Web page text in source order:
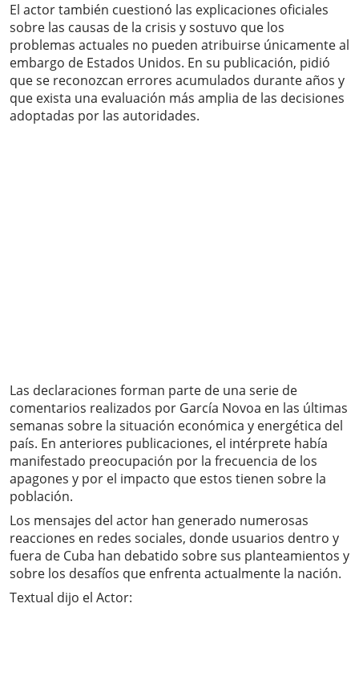
El actor también cuestionó las explicaciones oficiales
sobre las causas de la crisis y sostuvo que los
problemas actuales no pueden atribuirse únicamente al
embargo de Estados Unidos. En su publicación, pidió
que se reconozcan errores acumulados durante años y
que exista una evaluación más amplia de las decisiones
adoptadas por las autoridades.
Las declaraciones forman parte de una serie de
comentarios realizados por García Novoa en las últimas
semanas sobre la situación económica y energética del
país. En anteriores publicaciones, el intérprete había
manifestado preocupación por la frecuencia de los
apagones y por el impacto que estos tienen sobre la
población.
Los mensajes del actor han generado numerosas
reacciones en redes sociales, donde usuarios dentro y
fuera de Cuba han debatido sobre sus planteamientos y
sobre los desafíos que enfrenta actualmente la nación.
Textual dijo el Actor: